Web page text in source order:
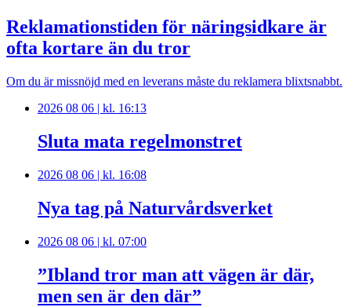
Reklamationstiden för näringsidkare är
ofta kortare än du tror
Om du är missnöjd med en leverans måste du reklamera blixtsnabbt.
2026 08 06 | kl. 16:13
Sluta mata regelmonstret
2026 08 06 | kl. 16:08
Nya tag på Naturvårdsverket
2026 08 06 | kl. 07:00
”Ibland tror man att vägen är där,
men sen är den där”